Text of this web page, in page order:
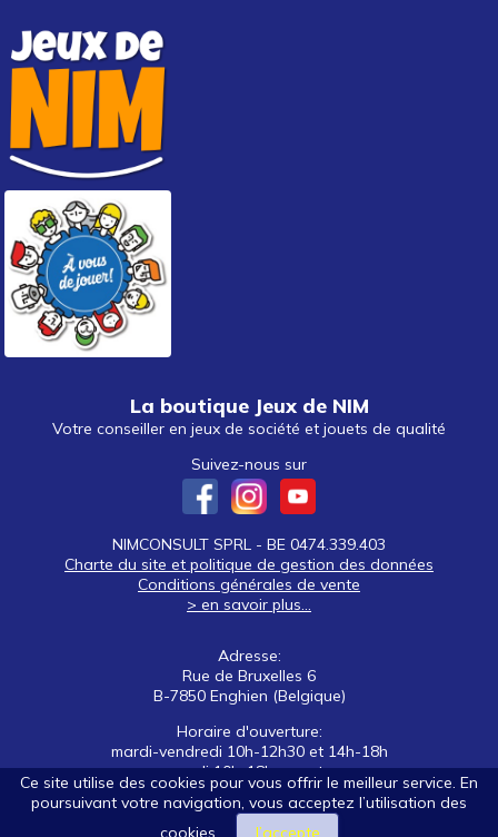
La boutique Jeux de NIM
Votre conseiller en jeux de société et jouets de qualité
Suivez-nous sur
NIMCONSULT SPRL - BE 0474.339.403
Charte du site et politique de gestion des données
Conditions générales de vente
> en savoir plus...
Adresse:
Rue de Bruxelles 6
B-7850 Enghien (Belgique)
Horaire d'ouverture:
mardi-vendredi 10h-12h30 et 14h-18h
samedi 10h-18h non stop
Tél: +32 (0)2 395 92 88
E-mail:nim@jeuxdenim.be
Ce site utilise des cookies pour vous offrir le meilleur service. En
poursuivant votre navigation, vous acceptez l’utilisation des
cookies.
J’accepte